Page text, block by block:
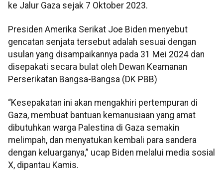
ke Jalur Gaza sejak 7 Oktober 2023.
Presiden Amerika Serikat Joe Biden menyebut
gencatan senjata tersebut adalah sesuai dengan
usulan yang disampaikannya pada 31 Mei 2024 dan
disepakati secara bulat oleh Dewan Keamanan
Perserikatan Bangsa-Bangsa (DK PBB)
“Kesepakatan ini akan mengakhiri pertempuran di
Gaza, membuat bantuan kemanusiaan yang amat
dibutuhkan warga Palestina di Gaza semakin
melimpah, dan menyatukan kembali para sandera
dengan keluarganya,” ucap Biden melalui media sosial
X, dipantau Kamis.